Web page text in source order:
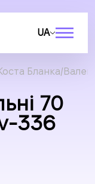
UA
Бланка
70
336